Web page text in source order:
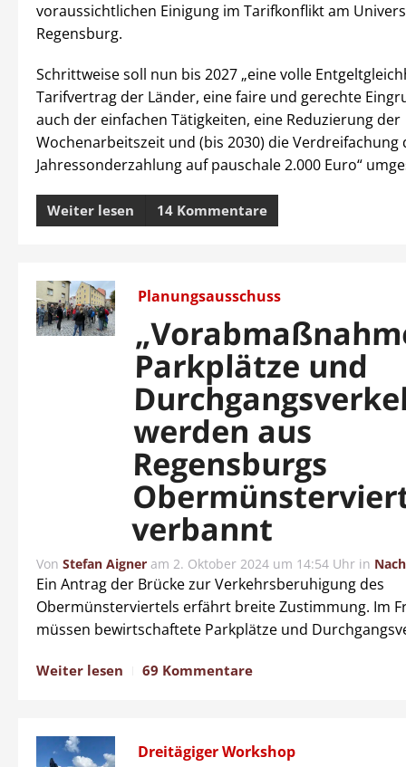
voraussichtlichen Einigung im Tarifkonflikt am
Regensburg.
Schrittweise soll nun bis 2027 „eine volle
Tarifvertrag der Länder, eine faire und gerechte
auch der einfachen Tätigkeiten, eine Reduzierung der
Wochenarbeitszeit und (bis 2030) die Verdreifachung
Jahressonderzahlung auf pauschale 2.000 Euro“
Weiter lesen 14 Kommentare
Planungsausschuss
Parkplätze und
werden aus
Regensburgs
verbannt
Von Stefan Aigner am 2. Oktober 2024 um 14:54 Uhr in
Ein Antrag der Brücke zur Verkehrsberuhigung des
Obermünsterviertels erfährt breite Zustimmung. Im
müssen bewirtschaftete Parkplätze und
Weiter lesen 69 Kommentare
Dreitägiger Workshop